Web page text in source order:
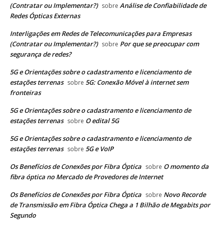
(Contratar ou Implementar?) sobre Análise de Confiabilidade de
Redes Ópticas Externas
Interligações em Redes de Telecomunicações para Empresas
(Contratar ou Implementar?) sobre Por que se preocupar com
segurança de redes?
5G e Orientações sobre o cadastramento e licenciamento de
estações terrenas sobre 5G: Conexão Móvel à internet sem
fronteiras
5G e Orientações sobre o cadastramento e licenciamento de
estações terrenas sobre O edital 5G
5G e Orientações sobre o cadastramento e licenciamento de
estações terrenas sobre 5G e VoIP
Os Benefícios de Conexões por Fibra Óptica sobre O momento da
fibra óptica no Mercado de Provedores de Internet
Os Benefícios de Conexões por Fibra Óptica sobre Novo Recorde
de Transmissão em Fibra Óptica Chega a 1 Bilhão de Megabits por
Segundo